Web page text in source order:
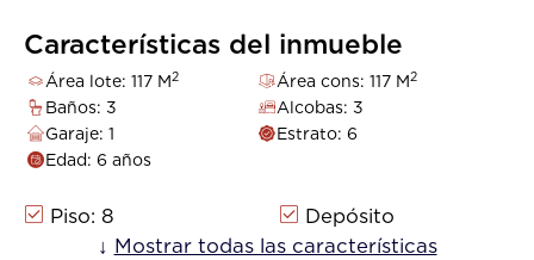
Características del inmueble
Área lote: 117 M2 Área cons: 117 M2
Baños: 3
Alcobas: 3
Garaje: 1
Estrato: 6
Edad: 6 años
Piso: 8
Depósito
Turco
Piscina
↓ Mostrar todas las características